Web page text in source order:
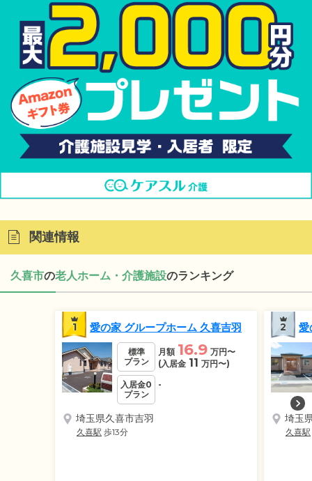
関連情報
久喜市の老人ホーム・介護施設のランキング
1 愛の家 グループホーム 久喜吉羽
標準
プラン
月額 16.9 万円〜
(入居金 11 万円〜)
入居金0
プラン
-
埼玉県久喜市吉羽
久喜駅 歩13分
2 愛
埼玉
久喜駅